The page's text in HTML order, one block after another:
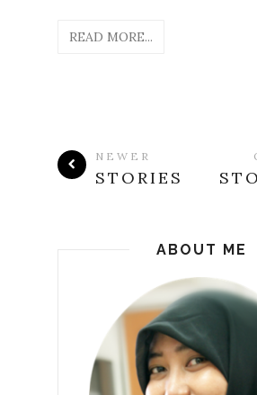
READ MORE...
NEWER
STORIES
ABOUT ME